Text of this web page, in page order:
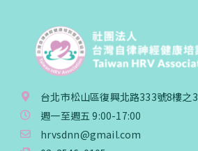
台北市松山區復興北路333號8樓之3
週一至週五 9:00-17:00
hrvsdnn@gmail.com